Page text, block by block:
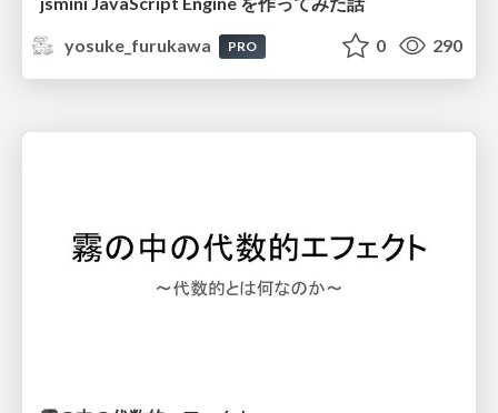
yosuke_furukawa
PRO 0 290